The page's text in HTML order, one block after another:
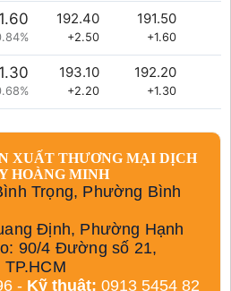
192.40
+2.50
191.50
+1.60
193.10
+2.20
192.20
+1.30
XUẤT THƯƠNG MẠI DỊCH
HOÀNG MINH
Trọng, Phường Bình
Định, Phường Hạnh
90/4 Đường số 21,
- Kỹ thuật: 0913 5454 82